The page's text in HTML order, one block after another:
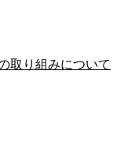
取り組みについて